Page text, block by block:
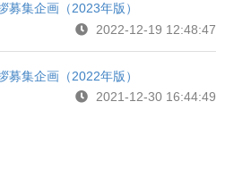
募集企画（2023年版）
2022-12-19 12:48:47
募集企画（2022年版）
2021-12-30 16:44:49